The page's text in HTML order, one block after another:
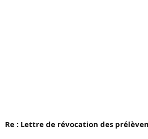
Re : Lettre de révocation des